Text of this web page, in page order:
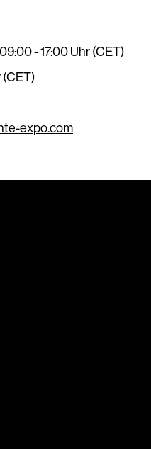
- 17:00 Uhr (CET)
(CET)
expo.com